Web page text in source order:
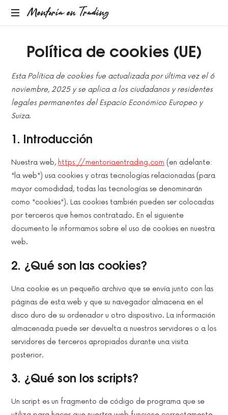
Mentoría
Mentoría en Trading
Política de cookies (UE)
Esta Política de cookies fue actualizada por última vez el 6
noviembre, 2025 y se aplica a los ciudadanos y residentes
legales permanentes del Espacio Económico Europeo y
Suiza.
1. Introducción
Nuestra web, https://mentoriaentrading.com (en adelante:
"la web") usa cookies y otras tecnologías relacionadas (para
mayor comodidad, todas las tecnologías se denominarán
como "cookies"). Las cookies también pueden ser colocadas
por terceros que hemos contratado. En el siguiente
documento le informamos sobre el uso de cookies en nuestra
web.
2. ¿Qué son las cookies?
Una cookie es un pequeño archivo que se envía junto con las
páginas de esta web y que su navegador almacena en el
disco duro de su ordenador u otro dispositivo. La información
almacenada puede ser devuelta a nuestros servidores o a los
servidores de terceros apropiados durante una visita
posterior.
3. ¿Qué son los scripts?
Un script es un fragmento de código de programa que se